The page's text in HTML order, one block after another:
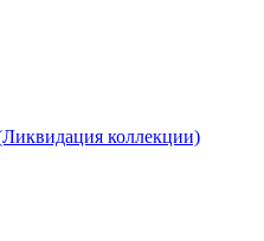
коллекции)